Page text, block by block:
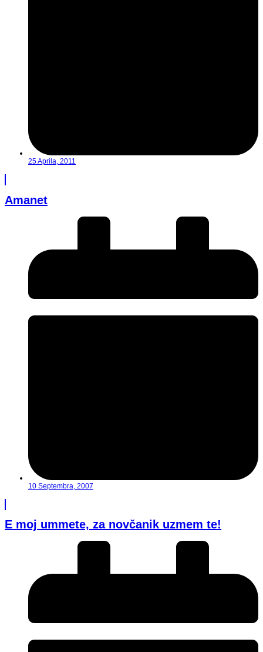
25 Aprila, 2011
Amanet
10 Septembra, 2007
E moj ummete, za novčanik uzmem te!